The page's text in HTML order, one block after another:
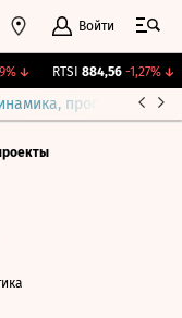
Войти
↓ RTSI 884,56 -1,27%↓
прогнозы